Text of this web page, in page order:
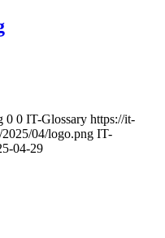
0 0 IT-Glossary https://it-
04/logo.png IT-
04-29